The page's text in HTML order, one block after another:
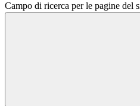
Campo di ricerca per le pagine del